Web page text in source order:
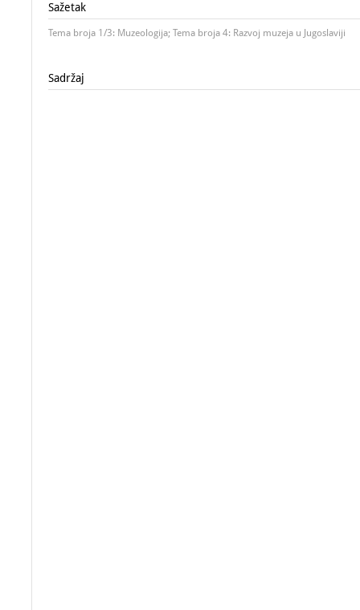
Sažetak
Tema broja 1/3: Muzeologija; Tema broja 4: Razvoj muzeja u Jugoslaviji
Sadržaj